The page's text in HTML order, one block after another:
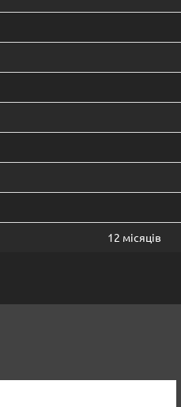
12 місяців